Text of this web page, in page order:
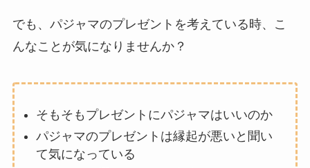
でも、パジャマのプレゼントを考えている時、こ
んなことが気になりませんか？
そもそもプレゼントにパジャマはいいのか
パジャマのプレゼントは縁起が悪いと聞い
て気になっている